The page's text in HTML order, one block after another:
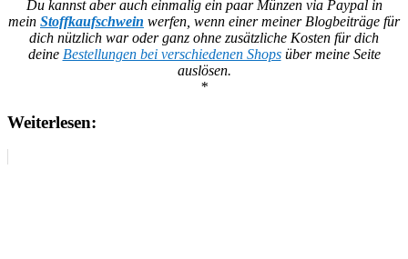
Du kannst aber auch einmalig ein paar Münzen via Paypal in
mein Stoffkaufschwein werfen, wenn einer meiner Blogbeiträge für
dich nützlich war oder ganz ohne zusätzliche Kosten für dich
deine Bestellungen bei verschiedenen Shopsüber meine Seite
auslösen.
*
Weiterlesen: